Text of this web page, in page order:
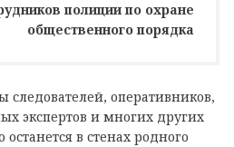
полиции по охране
общественного порядка
оперативников,
экспертов и многих других
в стенах родного